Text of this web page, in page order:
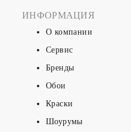
ИНФОРМАЦИЯ
О компании
Сервис
Бренды
Обои
Краски
Шоурумы